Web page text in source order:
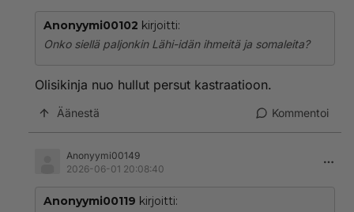
Anonyymi00102 kirjoitti:
Onko siellä paljonkin Lähi-idän ihmeitä ja somaleita?
Olisikinja nuo hullut persut kastraatioon.
Äänestä Kommentoi
Anonyymi00149
2026-06-01 20:08:40
Anonyymi00119 kirjoitti: